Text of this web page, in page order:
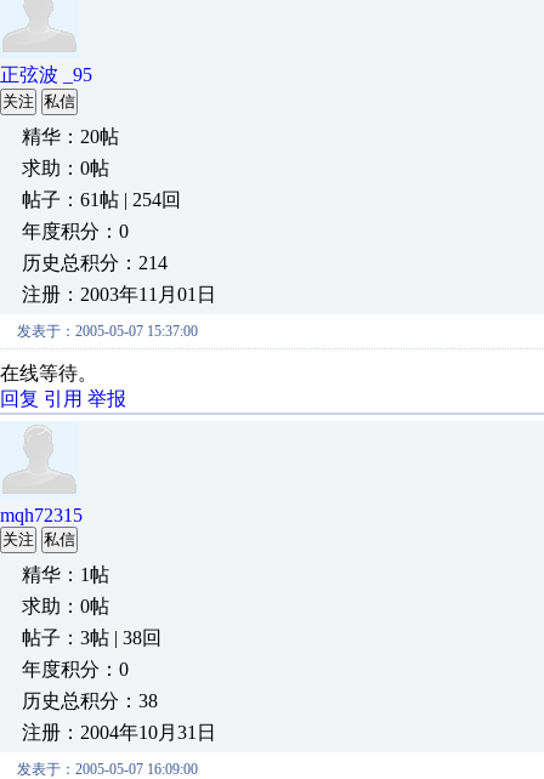
正弦波 _95
关注 私信
精华：20帖
求助：0帖
帖子：61帖 | 254回
年度积分：0
历史总积分：214
注册：2003年11月01日
发表于：2005-05-07 15:37:00
在线等待。
回复 引用 举报
mqh72315
关注 私信
精华：1帖
求助：0帖
帖子：3帖 | 38回
年度积分：0
历史总积分：38
注册：2004年10月31日
发表于：2005-05-07 16:09:00